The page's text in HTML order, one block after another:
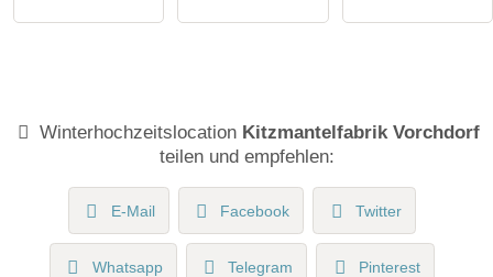
Winterhochzeitslocation Kitzmantelfabrik Vorchdorf
teilen und empfehlen:
E-Mail Facebook Twitter
Whatsapp Telegram Pinterest